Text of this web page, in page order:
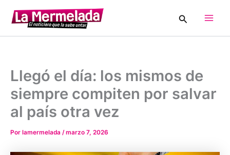
contenido
Buscar
Llegó el día: los mismos de
siempre compiten por salvar
al país otra vez
Por lamermelada /marzo 7, 2026